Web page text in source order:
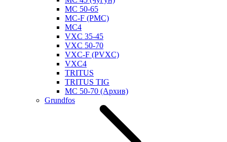
MC 50-65
MC-F (PMC)
MC4
VXC 35-45
VXC 50-70
VXC-F (PVXC)
VXC4
TRITUS
TRITUS TIG
MC 50-70 (Архив)
Grundfos